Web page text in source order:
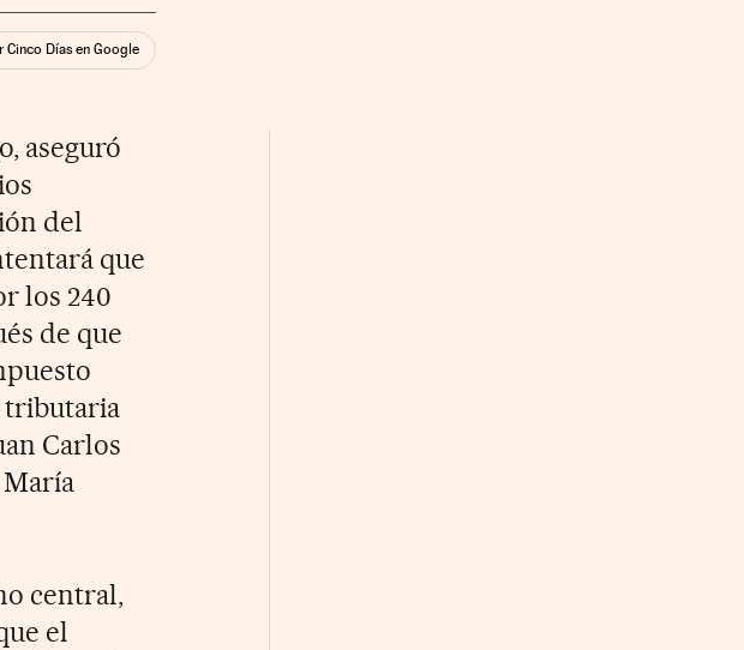
Cinco Días en Google
aseguró
del
que
los 240
de que
tributaria
Carlos
central,
el